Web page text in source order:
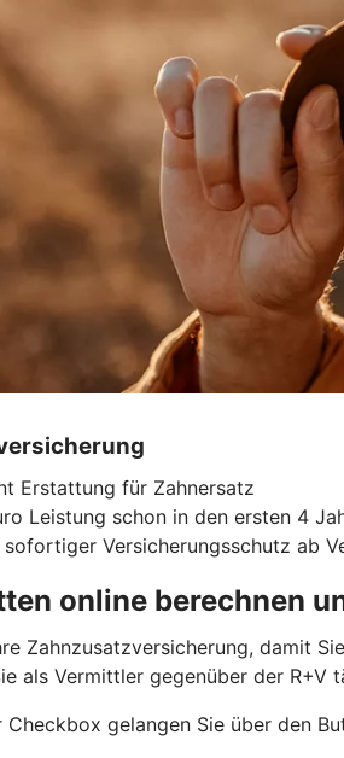
Erstattung für Zahnersatz
Leistung schon in den ersten 4
sofortiger Versicherungsschutz ab
online berechnen
Zahnzusatzversicherung, damit
als Vermittler gegenüber der R+V
gelangen Sie über den